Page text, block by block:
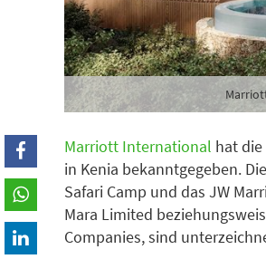
Marriott International hat
in Kenia bekanntgegeben.
Safari Camp und das JW
Mara Limited
Companies, sind